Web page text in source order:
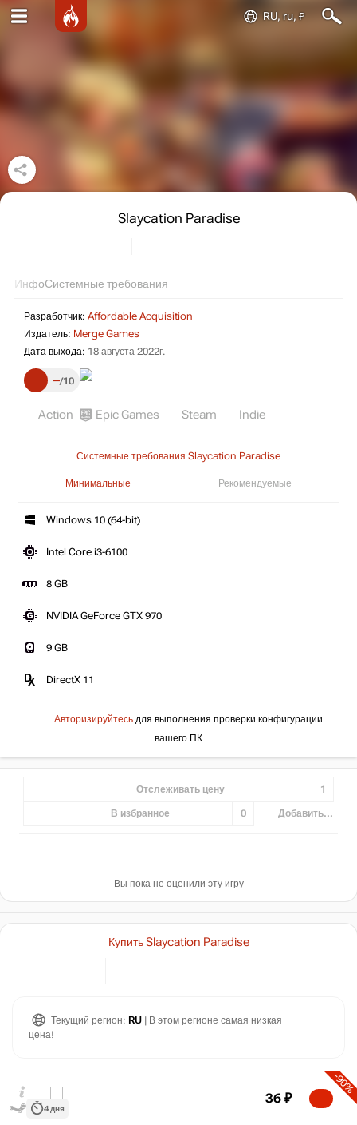
RU, ru, ₽
Slaycation Paradise
ИнфоСистемные требования
Разработчик: Affordable Acquisition
Издатель: Merge Games
Дата выхода: 18 августа 2022г.
– 10
Action Epic Games Steam Indie
Системные требования Slaycation Paradise
Минимальные Рекомендуемые
Windows 10 (64-bit)
Intel Core i3-6100
8 GB
NVIDIA GeForce GTX 970
9 GB
DirectX 11
Авторизируйтесь для выполнения проверки конфигурации
вашего ПК
Отслеживать цену 1
В избранное 0 Добавить...
Вы пока не оценили эту игру
Купить Slaycation Paradise
Текущий регион: RU | В этом регионе самая низкая
цена!
4 дня
-90%
36 ₽